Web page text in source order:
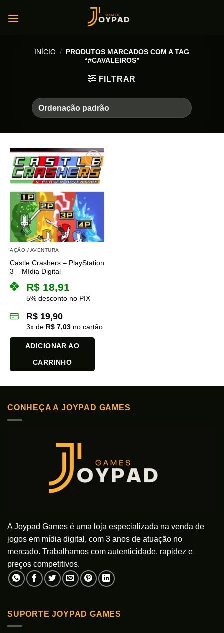
INÍCIO / PRODUTOS MARCADOS COM A TAG
“#CAVALEIROS”
FILTRAR
AÇÃO / AVENTURA
Castle Crashers – PlayStation
3 – Mídia Digital
R$ 18,91
5% desconto no PIX
R$ 19,90
3x de R$ 7,03 no cartão
ADICIONAR AO
CARRINHO
CONHEÇA A JOYPAD GAMES
A Joypad Games é uma loja especializada na venda de
jogos em mídia digital, com 3 anos de atuação no
mercado. Trabalhamos com autenticidade, rapidez e
preços competitivos.
SUPORTE JOYPAD GAMES